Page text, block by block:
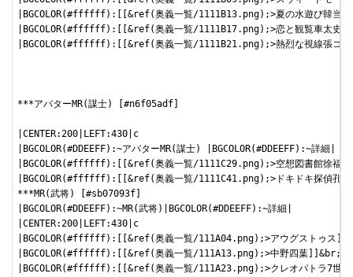
|BGCOLOR(#ffffff):[[&ref(奥義一覧/1111B13.png);>夏の水遊び韓当
|BGCOLOR(#ffffff):[[&ref(奥義一覧/1111B17.png);>恋と観覧車太史
|BGCOLOR(#ffffff):[[&ref(奥義一覧/1111B21.png);>熱烈な視線張コ
***アバターMR(謀士) [#n6f05adf]
|CENTER:200|LEFT:430|c
|BGCOLOR(#DDEEFF):~アバターMR(謀士) |BGCOLOR(#DDEEFF):~詳細|
|BGCOLOR(#ffffff):[[&ref(奥義一覧/1111C29.png);>空想図書館徐福
|BGCOLOR(#ffffff):[[&ref(奥義一覧/1111C41.png);>ドキドキ探偵孔明
***MR(武将) [#sb07093f]
|BGCOLOR(#DDEEFF):~MR(武将)|BGCOLOR(#DDEEFF):~詳細|
|CENTER:200|LEFT:430|c
|BGCOLOR(#ffffff):[[&ref(奥義一覧/111A04.png);>アウグストゥス
|BGCOLOR(#ffffff):[[&ref(奥義一覧/111A13.png);>中野四葉]]&br;[[中
|BGCOLOR(#ffffff):[[&ref(奥義一覧/111A23.png);>クレオパトラ7世